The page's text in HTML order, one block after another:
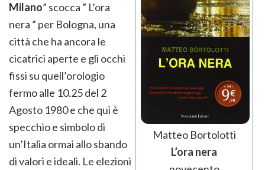
Matteo Bortolotti
L’ora nera
Milano” scocca ” L’ora
nera ” per Bologna, una
città che ha ancora le
cicatrici aperte e gli occhi
fissi su quell’orologio
fermo alle 10.25 del 2
Agosto 1980 e che qui è
specchio e simbolo di
un’Italia ormai allo sbando
di valori e ideali. Le elezioni